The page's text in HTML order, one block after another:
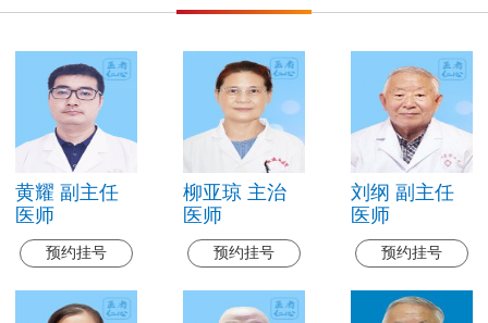
黄耀 副主任
医师
预约挂号
柳亚琼 主治
医师
预约挂号
刘纲 副主任
医师
预约挂号